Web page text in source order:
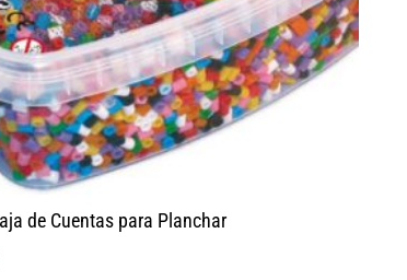
de Cuentas para Planchar